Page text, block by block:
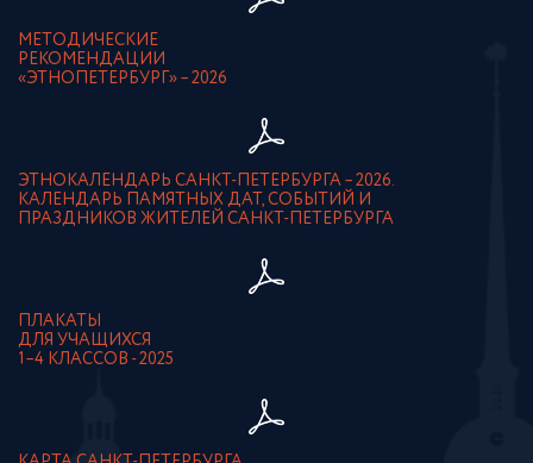
МЕТОДИЧЕСКИЕ
РЕКОМЕНДАЦИИ
«ЭТНОПЕТЕРБУРГ» – 2026
ЭТНОКАЛЕНДАРЬ САНКТ-ПЕТЕРБУРГА – 2026.
КАЛЕНДАРЬ ПАМЯТНЫХ ДАТ, СОБЫТИЙ И
ПРАЗДНИКОВ ЖИТЕЛЕЙ САНКТ-ПЕТЕРБУРГА
ПЛАКАТЫ
ДЛЯ УЧАЩИХСЯ
1–4 КЛАССОВ - 2025